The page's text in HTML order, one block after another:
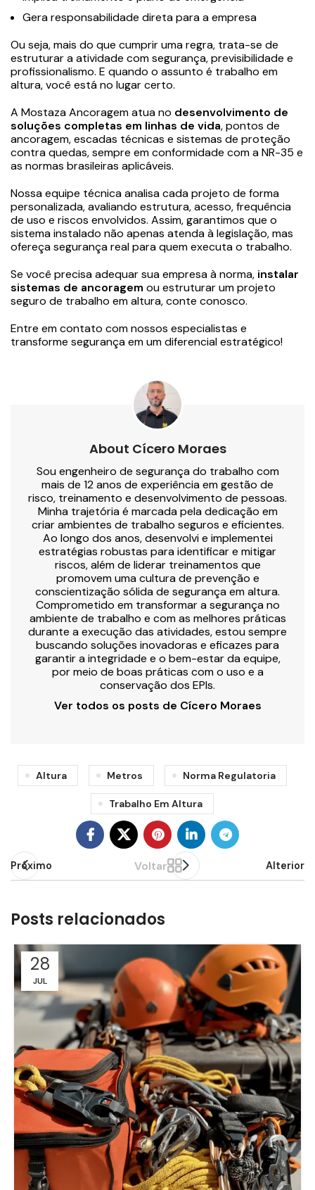
Gera responsabilidade direta para a empresa
Ou seja, mais do que cumprir uma regra, trata-se de
estruturar a atividade com segurança, previsibilidade e
profissionalismo. E quando o assunto é trabalho em
altura, você está no lugar certo.
A Mostaza Ancoragem atua no desenvolvimento de
soluções completas em linhas de vida, pontos de
ancoragem, escadas técnicas e sistemas de proteção
contra quedas, sempre em conformidade com a NR-35 e
as normas brasileiras aplicáveis.
Nossa equipe técnica analisa cada projeto de forma
personalizada, avaliando estrutura, acesso, frequência
de uso e riscos envolvidos. Assim, garantimos que o
sistema instalado não apenas atenda à legislação, mas
ofereça segurança real para quem executa o trabalho.
Se você precisa adequar sua empresa à norma, instalar
sistemas de ancoragem ou estruturar um projeto
seguro de trabalho em altura, conte conosco.
Entre em contato com nossos especialistas e
transforme segurança em um diferencial estratégico!
About Cícero Moraes
Sou engenheiro de segurança do trabalho com
mais de 12 anos de experiência em gestão de
risco, treinamento e desenvolvimento de pessoas.
Minha trajetória é marcada pela dedicação em
criar ambientes de trabalho seguros e eficientes.
Ao longo dos anos, desenvolvi e implementei
estratégias robustas para identificar e mitigar
riscos, além de liderar treinamentos que
promovem uma cultura de prevenção e
conscientização sólida de segurança em altura.
Comprometido em transformar a segurança no
ambiente de trabalho e com as melhores práticas
durante a execução das atividades, estou sempre
buscando soluções inovadoras e eficazes para
garantir a integridade e o bem-estar da equipe,
por meio de boas práticas com o uso e a
conservação dos EPIs.
Ver todos os posts de Cícero Moraes
Altura Metros Norma Regulatoria
Trabalho Em Altura
Próximo Voltar Alterior
Posts relacionados
28
JUL